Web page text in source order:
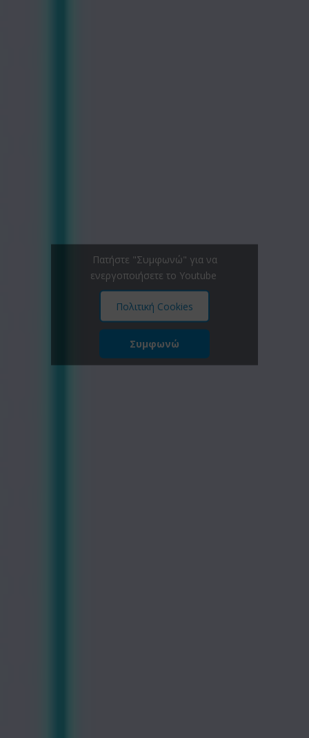
Πατήστε "Συμφωνώ" για να
ενεργοποιήσετε το Youtube
Πολιτική Cookies
Συμφωνώ